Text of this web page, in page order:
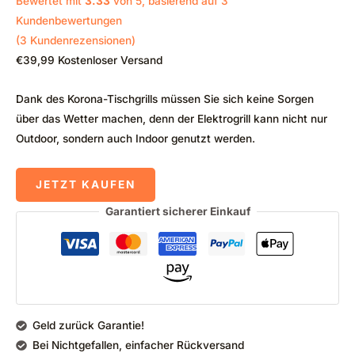
Kundenbewertungen
(3 Kundenrezensionen)
€39,99 Kostenloser Versand
Dank des Korona-Tischgrills müssen Sie sich keine Sorgen
über das Wetter machen, denn der Elektrogrill kann nicht nur
Outdoor, sondern auch Indoor genutzt werden.
JETZT KAUFEN
Garantiert sicherer Einkauf
Geld zurück Garantie!
Bei Nichtgefallen, einfacher Rückversand